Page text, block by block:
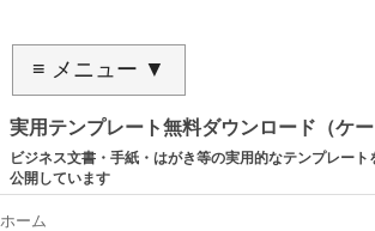
≡ メニュー ▼
実用テンプレート無料ダウンロード（ケー
ビジネス文書・手紙・はがき等の実用的なテンプレー
公開しています
ホーム